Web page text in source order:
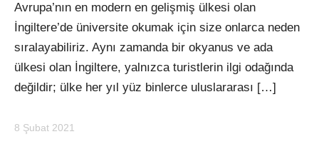
Avrupa’nın en modern en gelişmiş ülkesi olan
İngiltere’de üniversite okumak için size onlarca neden
sıralayabiliriz. Aynı zamanda bir okyanus ve ada
ülkesi olan İngiltere, yalnızca turistlerin ilgi odağında
değildir; ülke her yıl yüz binlerce uluslararası […]
8 Şubat 2021